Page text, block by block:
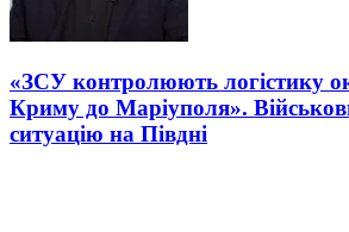
«ЗСУ контролюють логістику
Криму до Маріуполя».
ситуацію на Півдні